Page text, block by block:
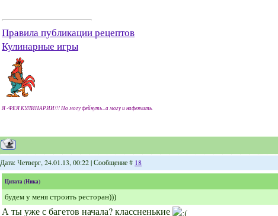
Правила публикации рецептов
Кулинарные игры
Я -ФЕЯ КУЛИНАРИИ!!! Но могу фейнуть...а могу и нафеячить.
Дата: Четверг, 24.01.13, 00:22 | Сообщение # 18
Цитата(Ника)
будем у меня строить ресторан)))
А ты уже с багетов начала? классненькие